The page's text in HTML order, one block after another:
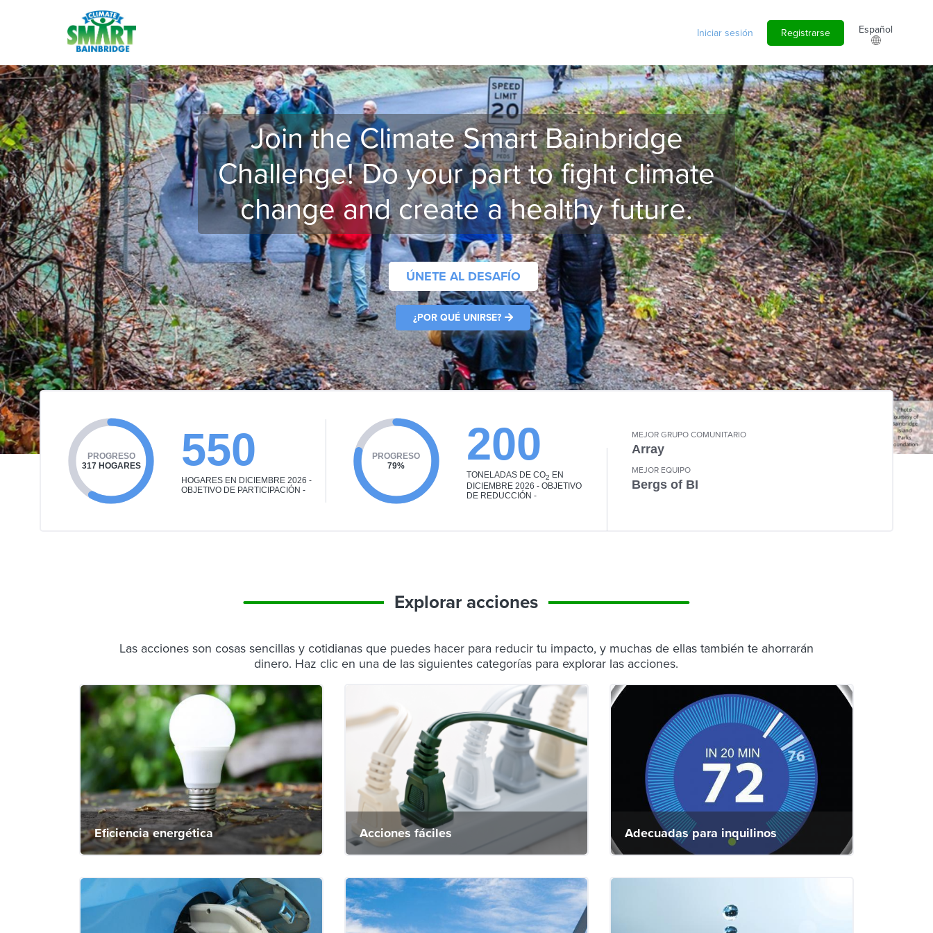
Iniciar sesión Registrarse Español
Join the Climate Smart Bainbridge
Challenge! Do your part to fight climate
change and create a healthy future.
ÚNETE AL DESAFÍO
¿POR QUÉ UNIRSE?
PROGRESO
317 HOGARES
550
HOGARES EN DICIEMBRE 2026 -
OBJETIVO DE PARTICIPACIÓN -
PROGRESO
79%
200
TONELADAS DE CO2 EN
DICIEMBRE 2026 - OBJETIVO
DE REDUCCIÓN -
MEJOR GRUPO COMUNITARIO
Array
MEJOR EQUIPO
Bergs of BI
Explorar acciones
Las acciones son cosas sencillas y cotidianas que puedes hacer para reducir tu impacto, y muchas de ellas también te ahorrarán
dinero. Haz clic en una de las siguientes categorías para explorar las acciones.
Eficiencia energética Acciones fáciles Adecuadas para inquilinos